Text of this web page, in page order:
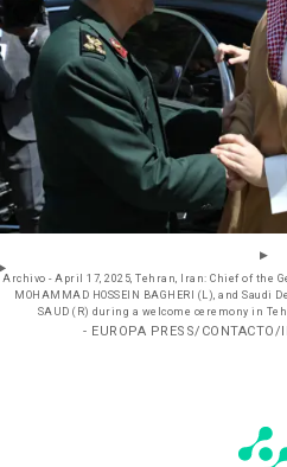
Archivo - April 17, 2025, Tehran, Iran: Chief of the
MOHAMMAD HOSSEIN BAGHERI (L), and
SAUD (R) during a welcome ceremony in
- EUROPA PRESS/CONTACTO/